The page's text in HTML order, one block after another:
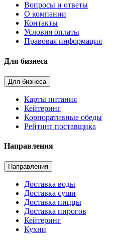
Вопросы и ответы
О компании
Контакты
Условия оплаты
Правовая информация
Для бизнеса
Для бизнеса
Карты питания
Кейтеринг
Корпоративные обеды
Рейтинг поставщика
Направления
Направления
Доставка воды
Доставка суши
Доставка пиццы
Доставка пирогов
Кейтеринг
Кухни